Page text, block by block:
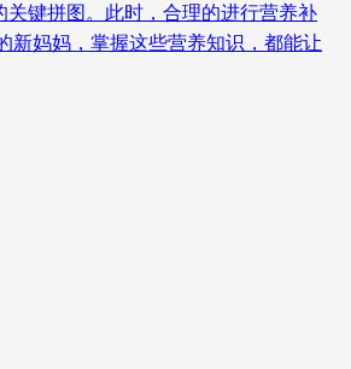
键拼图。此时，合理的进行营养补
新妈妈，掌握这些营养知识，都能让